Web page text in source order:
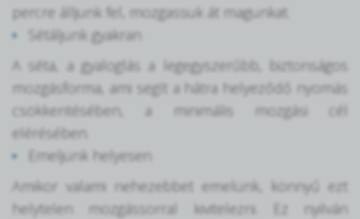
percre álljunk fel, mozgassuk át magunkat.
Sétáljunk gyakran
A séta, a gyaloglás a legegyszerűbb, biztonságos
mozgásforma, ami segít a hátra helyeződő nyomás
csökkentésében, a minimális mozgási cél
elérésében.
Emeljünk helyesen
Amikor valami nehezebbet emelünk, könnyű ezt
helytelen mozgássorral kivitelezni. Ez nyilván